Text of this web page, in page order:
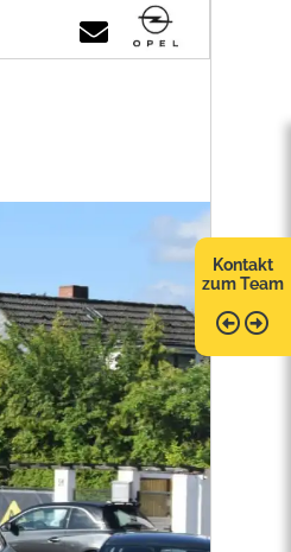
Kontakt
zum Team